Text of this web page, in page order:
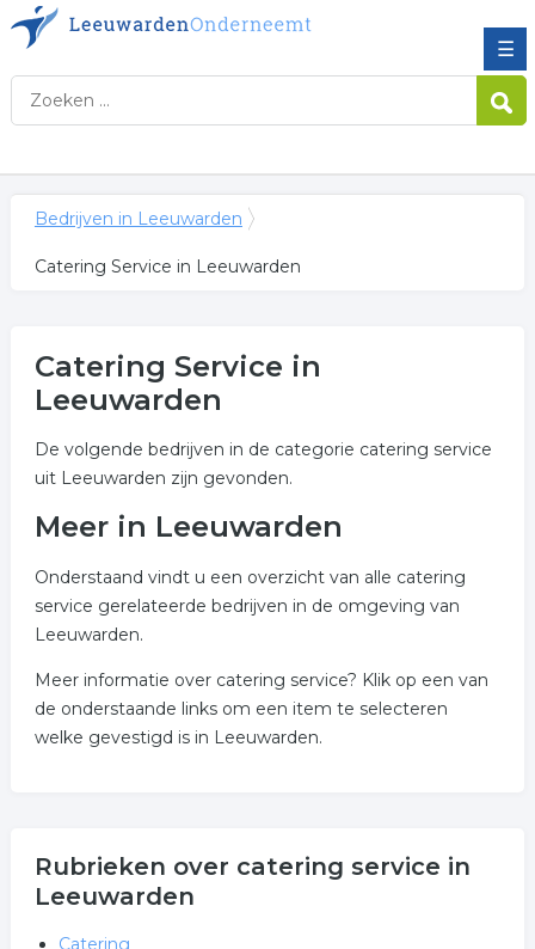
☰
Bedrijven in Leeuwarden
Catering Service in Leeuwarden
Catering Service in
Leeuwarden
De volgende bedrijven in de categorie catering service
uit Leeuwarden zijn gevonden.
Meer in Leeuwarden
Onderstaand vindt u een overzicht van alle catering
service gerelateerde bedrijven in de omgeving van
Leeuwarden.
Meer informatie over catering service? Klik op een van
de onderstaande links om een item te selecteren
welke gevestigd is in Leeuwarden.
Rubrieken over catering service in
Leeuwarden
Catering